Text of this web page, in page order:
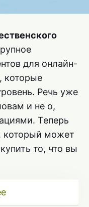
для онлайн-
которые
Речь уже
и не о,
Теперь
, который может
то, что вы